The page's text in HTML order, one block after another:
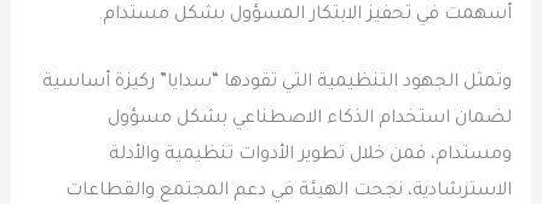
أسهمت في تحفيز الابتكار المسؤول بشكل مستدام.
وتمثل الجهود التنظيمية التي تقودها “سدايا” ركيزة أساسية
لضمان استخدام الذكاء الاصطناعي بشكل مسؤول
ومستدام، فمن خلال تطوير الأدوات تنظيمية والأدلة
الاسترشادية، نجحت الهيئة في دعم المجتمع والقطاعات